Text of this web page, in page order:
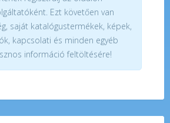
Ezt követően van
saját katalógustermékek, képek,
kapcsolati és minden egyéb
információ feltöltésére!